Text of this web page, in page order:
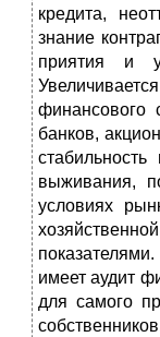
кредита,
знание
приятия и
финансового
банков,
выживания,
условиях
имеет аудит
для самого